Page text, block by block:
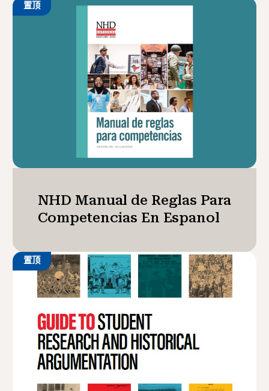
置顶
NHD Manual de Reglas Para
Competencias En Espanol
置顶